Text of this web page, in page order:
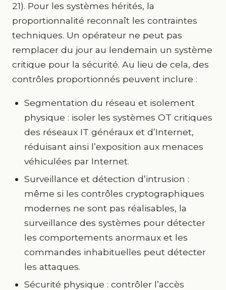
21). Pour les systèmes hérités, la
proportionnalité reconnaît les contraintes
techniques. Un opérateur ne peut pas
remplacer du jour au lendemain un système
critique pour la sécurité. Au lieu de cela, des
contrôles proportionnés peuvent inclure :
Segmentation du réseau et isolement
physique : isoler les systèmes OT critiques
des réseaux IT généraux et d’Internet,
réduisant ainsi l’exposition aux menaces
véhiculées par Internet.
Surveillance et détection d’intrusion :
même si les contrôles cryptographiques
modernes ne sont pas réalisables, la
surveillance des systèmes pour détecter
les comportements anormaux et les
commandes inhabituelles peut détecter
les attaques.
Sécurité physique : contrôler l’accès